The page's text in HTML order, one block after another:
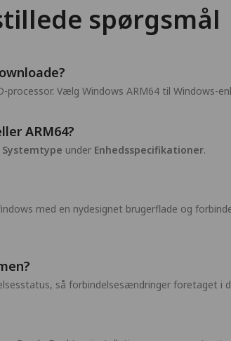
spørgsmål
Vælg Windows ARM64 til Windows-
ARM64?
Systemtype under Enhedsspecifikationer.
med en nydesignet brugerflade og
så forbindelsesændringer foretaget i